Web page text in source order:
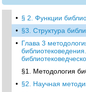
§1. Сущность
• § 2. Функции
• §3. Структура
• Глава 3
§1. Методология
• §2. Научная